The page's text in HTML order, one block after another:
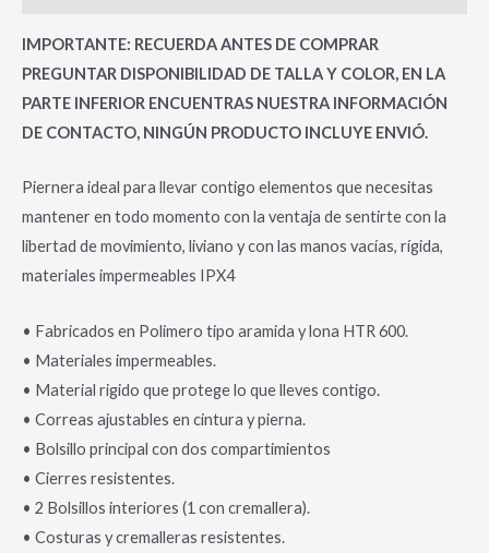
IMPORTANTE: RECUERDA ANTES DE COMPRAR
PREGUNTAR DISPONIBILIDAD DE TALLA Y COLOR, EN LA
PARTE INFERIOR ENCUENTRAS NUESTRA INFORMACIÓN
DE CONTACTO, NINGÚN PRODUCTO INCLUYE ENVIÓ.
Piernera ideal para llevar contigo elementos que necesitas
mantener en todo momento con la ventaja de sentirte con la
libertad de movimiento, liviano y con las manos vacías, rígida,
materiales impermeables IPX4
• Fabricados en Polimero tipo aramida y lona HTR 600.
• Materiales impermeables.
• Material rigido que protege lo que lleves contigo.
• Correas ajustables en cintura y pierna.
• Bolsillo principal con dos compartimientos
• Cierres resistentes.
• 2 Bolsillos interiores (1 con cremallera).
• Costuras y cremalleras resistentes.